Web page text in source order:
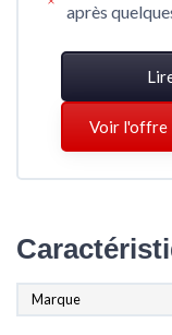
après
Voir l'offre
Marque